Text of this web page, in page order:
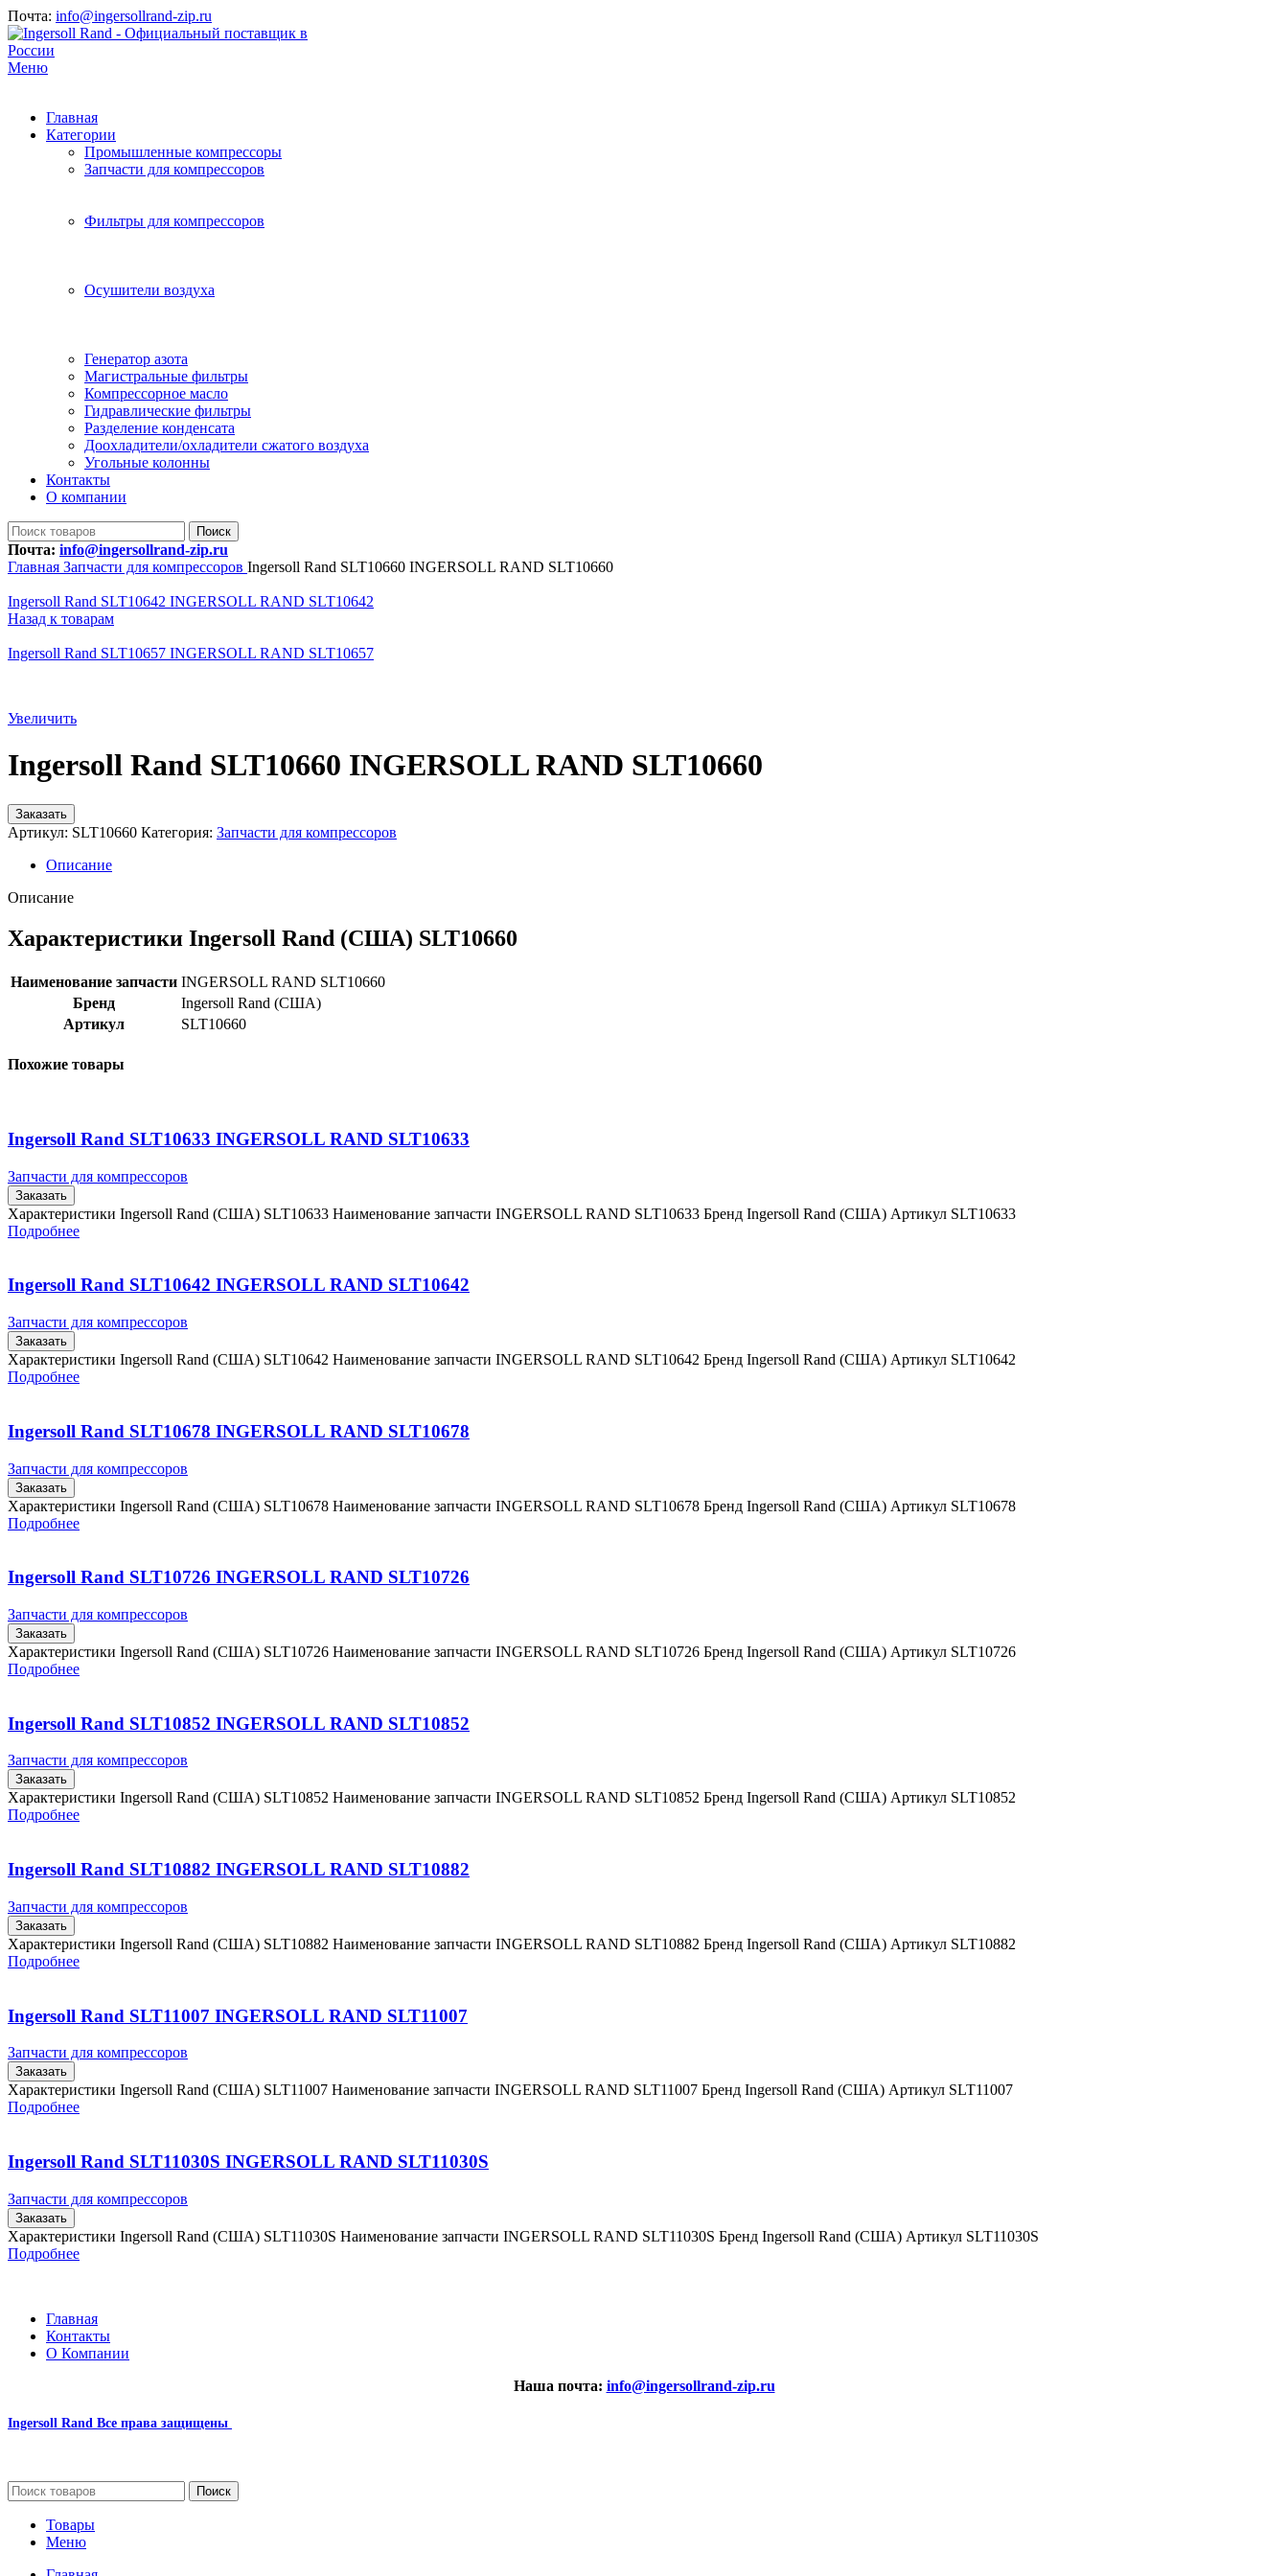
Почта: info@ingersollrand-zip.ru
Меню
Главная
Категории
Промышленные компрессоры
Запчасти для компрессоров
Фильтры для компрессоров
Осушители воздуха
Генератор азота
Магистральные фильтры
Компрессорное масло
Гидравлические фильтры
Разделение конденсата
Доохладители/охладители сжатого воздуха
Угольные колонны
Контакты
О компании
Поиск
Почта: info@ingersollrand-zip.ru
Главная Запчасти для компрессоров Ingersoll Rand SLT10660 INGERSOLL RAND SLT10660
Ingersoll Rand SLT10642 INGERSOLL RAND SLT10642
Назад к товарам
Ingersoll Rand SLT10657 INGERSOLL RAND SLT10657
Увеличить
Ingersoll Rand SLT10660 INGERSOLL RAND SLT10660
Заказать
Артикул: SLT10660 Категория: Запчасти для компрессоров
Описание
Описание
Характеристики Ingersoll Rand (США) SLT10660
Наименование запчасти INGERSOLL RAND SLT10660
Бренд
Ingersoll Rand (США)
Артикул
SLT10660
Похожие товары
Ingersoll Rand SLT10633 INGERSOLL RAND SLT10633
Запчасти для компрессоров
Заказать
Характеристики Ingersoll Rand (США) SLT10633 Наименование запчасти INGERSOLL RAND SLT10633 Бренд Ingersoll Rand (США) Артикул SLT10633
Подробнее
Ingersoll Rand SLT10642 INGERSOLL RAND SLT10642
Запчасти для компрессоров
Заказать
Характеристики Ingersoll Rand (США) SLT10642 Наименование запчасти INGERSOLL RAND SLT10642 Бренд Ingersoll Rand (США) Артикул SLT10642
Подробнее
Ingersoll Rand SLT10678 INGERSOLL RAND SLT10678
Запчасти для компрессоров
Заказать
Характеристики Ingersoll Rand (США) SLT10678 Наименование запчасти INGERSOLL RAND SLT10678 Бренд Ingersoll Rand (США) Артикул SLT10678
Подробнее
Ingersoll Rand SLT10726 INGERSOLL RAND SLT10726
Запчасти для компрессоров
Заказать
Характеристики Ingersoll Rand (США) SLT10726 Наименование запчасти INGERSOLL RAND SLT10726 Бренд Ingersoll Rand (США) Артикул SLT10726
Подробнее
Ingersoll Rand SLT10852 INGERSOLL RAND SLT10852
Запчасти для компрессоров
Заказать
Характеристики Ingersoll Rand (США) SLT10852 Наименование запчасти INGERSOLL RAND SLT10852 Бренд Ingersoll Rand (США) Артикул SLT10852
Подробнее
Ingersoll Rand SLT10882 INGERSOLL RAND SLT10882
Запчасти для компрессоров
Заказать
Характеристики Ingersoll Rand (США) SLT10882 Наименование запчасти INGERSOLL RAND SLT10882 Бренд Ingersoll Rand (США) Артикул SLT10882
Подробнее
Ingersoll Rand SLT11007 INGERSOLL RAND SLT11007
Запчасти для компрессоров
Заказать
Характеристики Ingersoll Rand (США) SLT11007 Наименование запчасти INGERSOLL RAND SLT11007 Бренд Ingersoll Rand (США) Артикул SLT11007
Подробнее
Ingersoll Rand SLT11030S INGERSOLL RAND SLT11030S
Запчасти для компрессоров
Заказать
Характеристики Ingersoll Rand (США) SLT11030S Наименование запчасти INGERSOLL RAND SLT11030S Бренд Ingersoll Rand (США) Артикул SLT11030S
Подробнее
Главная
Контакты
О Компании
Наша почта: info@ingersollrand-zip.ru
Ingersoll Rand Все права защищены
Поиск
Товары
Меню